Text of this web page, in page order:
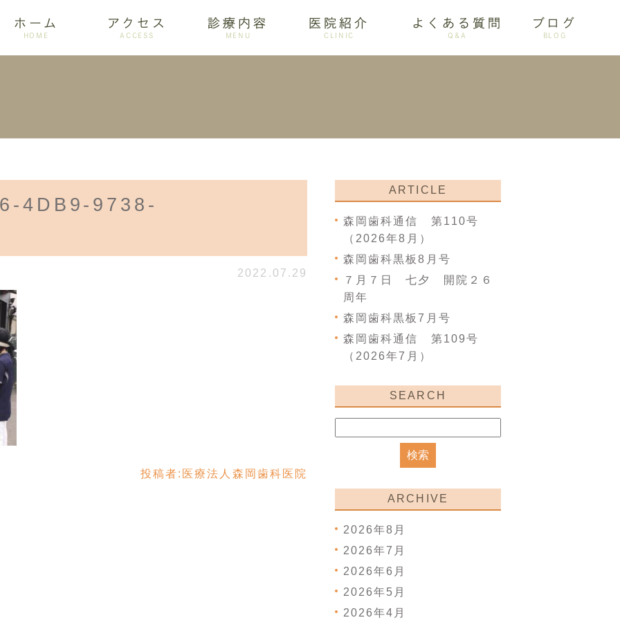
ホーム
HOME
アクセス
ACCESS
診療内容
MENU
訪問歯科 歯周病 ホワイトニング 審美歯科
医院紹介
CLINIC
設備紹介 アクセス
よくある質問
Q&A
ブログ
BLOG
グ
4DB9-9738-
2022.07.29
投稿者: 医療法人森岡歯科医院
ARTICLE
森岡歯科通信 第110号
（2026年8月）
森岡歯科黒板8月号
７月７日 七夕 開院２６
周年
森岡歯科黒板7月号
森岡歯科通信 第109号
（2026年7月）
SEARCH
ARCHIVE
2026年8月
2026年7月
2026年6月
2026年5月
2026年4月